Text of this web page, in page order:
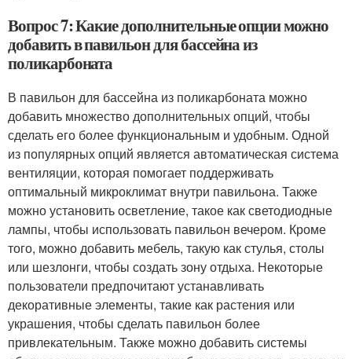
Вопрос 7: Какие дополнительные опции можно
добавить в павильон для бассейна из
поликарбоната
В павильон для бассейна из поликарбоната можно
добавить множество дополнительных опций, чтобы
сделать его более функциональным и удобным. Одной
из популярных опций является автоматическая система
вентиляции, которая помогает поддерживать
оптимальный микроклимат внутри павильона. Также
можно установить осветление, такое как светодиодные
лампы, чтобы использовать павильон вечером. Кроме
того, можно добавить мебель, такую как стулья, столы
или шезлонги, чтобы создать зону отдыха. Некоторые
пользователи предпочитают устанавливать
декоративные элементы, такие как растения или
украшения, чтобы сделать павильон более
привлекательным. Также можно добавить системы